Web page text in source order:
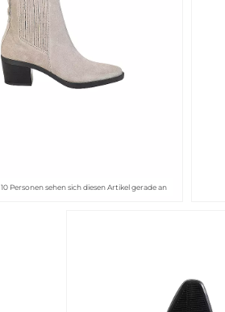
10 Personen sehen sich diesen Artikel gerade an